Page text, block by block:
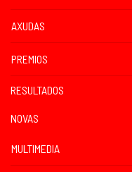
AXUDAS
PREMIOS
RESULTADOS
NOVAS
MULTIMEDIA